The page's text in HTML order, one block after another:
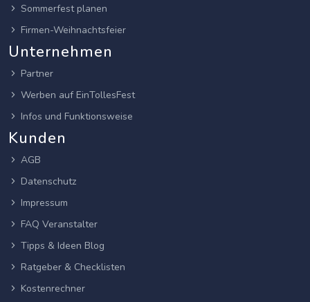
Sommerfest planen
Firmen-Weihnachtsfeier
Unternehmen
Partner
Werben auf EinTollesFest
Infos und Funktionsweise
Kunden
AGB
Datenschutz
Impressum
FAQ Veranstalter
Tipps & Ideen Blog
Ratgeber & Checklisten
Kostenrechner